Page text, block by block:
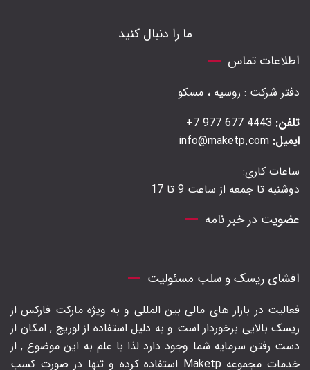
ما را دنبال کنید
اطلاعات تماس
دفتر شرکت : روسیه ، مسکو
تلفن:
ایمیل:
ساعات کاری:
دوشنبه تا جمعه از ساعت 9 تا 17
عضویت در خبر نامه
افشای ریسک و سلب مسئولیت
فعالیت در بازار های مالی بین المللی و به ویژه مارکت فارکس از
ریسک بالایی برخوردار است و به دلیل استفاده از لوریج , امکان از
دست رفتن سرمایه شما وجود دارد لذا با علم به این موضوع , از
خدمات مجموعه Maketp استفاده کرده و تنها در صورت کسب